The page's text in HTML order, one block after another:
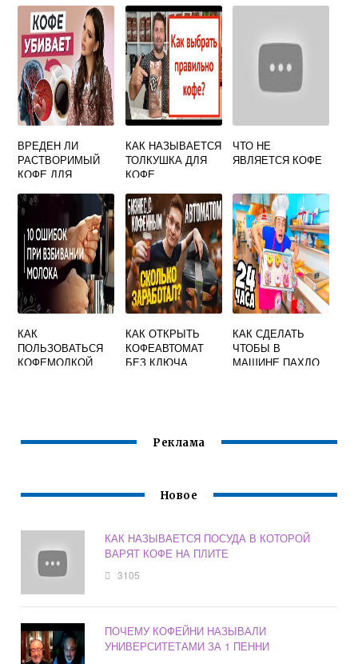
ВРЕДЕН ЛИ
РАСТВОРИМЫЙ
КОФЕ ДЛЯ
КАК НАЗЫВАЕТСЯ
ТОЛКУШКА ДЛЯ
КОФЕ
ЧТО НЕ
ЯВЛЯЕТСЯ КОФЕ
КАК
ПОЛЬЗОВАТЬСЯ
КОФЕМОЛКОЙ
КАК ОТКРЫТЬ
КОФЕАВТОМАТ
БЕЗ КЛЮЧА
КАК СДЕЛАТЬ
ЧТОБЫ В
МАШИНЕ ПАХЛО
Реклама
Новое
КАК НАЗЫВАЕТСЯ ПОСУДА В КОТОРОЙ
ВАРЯТ КОФЕ НА ПЛИТЕ
3105
ПОЧЕМУ КОФЕЙНИ НАЗЫВАЛИ
УНИВЕРСИТЕТАМИ ЗА 1 ПЕННИ